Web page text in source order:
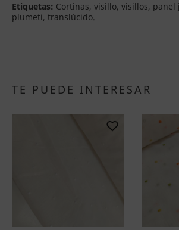
Etiquetas: Cortinas, visillo, visillos, panel
plumeti, translúcido.
TE PUEDE INTERESAR